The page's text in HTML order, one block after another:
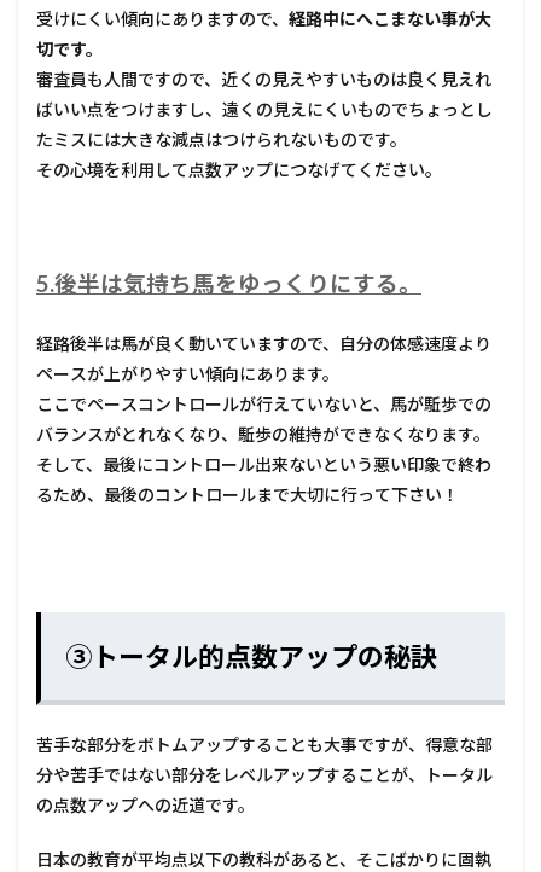
受けにくい傾向にありますので、 経路中にへこまない事が大
切です。
審査員も人間ですので、近くの見えやすいものは良く見えれ
ばいい点をつけますし、遠くの見えにくいものでちょっとし
たミスには大きな減点はつけられないものです。
その心境を利用して点数アップにつなげてください。
5.後半は気持ち馬をゆっくりにする。
経路後半は馬が良く動いていますので、自分の体感速度より
ペースが上がりやすい傾向にあります。
ここでペースコントロールが行えていないと、馬が駈歩での
バランスがとれなくなり、駈歩の維持ができなくなります。
そして、最後にコントロール出来ないという悪い印象で終わ
るため、最後のコントロールまで大切に行って下さい！
③トータル的点数アップの秘訣
苦手な部分をボトムアップすることも大事ですが、得意な部
分や苦手ではない部分をレベルアップすることが、トータル
の点数アップへの近道です。
日本の教育が平均点以下の教科があると、そこばかりに固執